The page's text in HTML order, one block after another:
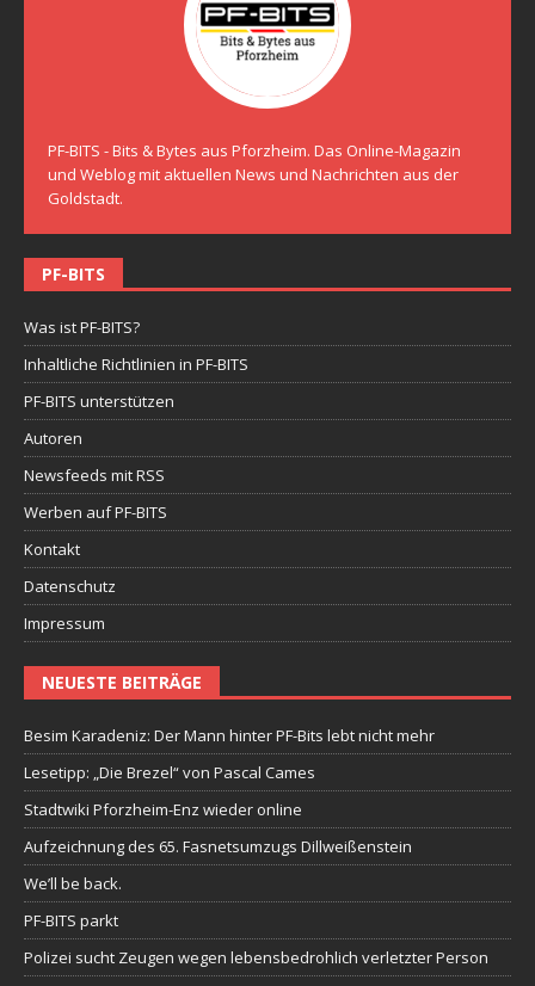
PF-BITS - Bits & Bytes aus Pforzheim. Das Online-Magazin
und Weblog mit aktuellen News und Nachrichten aus der
Goldstadt.
PF-BITS
Was ist PF-BITS?
Inhaltliche Richtlinien in PF-BITS
PF-BITS unterstützen
Autoren
Newsfeeds mit RSS
Werben auf PF-BITS
Kontakt
Datenschutz
Impressum
NEUESTE BEITRÄGE
Besim Karadeniz: Der Mann hinter PF-Bits lebt nicht mehr
Lesetipp: „Die Brezel“ von Pascal Cames
Stadtwiki Pforzheim-Enz wieder online
Aufzeichnung des 65. Fasnetsumzugs Dillweißenstein
We’ll be back.
PF-BITS parkt
Polizei sucht Zeugen wegen lebensbedrohlich verletzter Person